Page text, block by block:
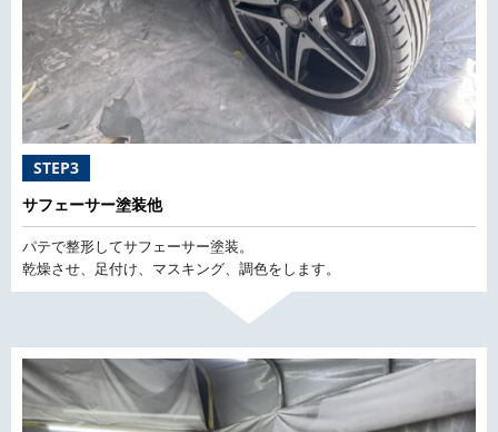
STEP3
サフェーサー塗装他
パテで整形してサフェーサー塗装。
乾燥させ、足付け、マスキング、調色をします。